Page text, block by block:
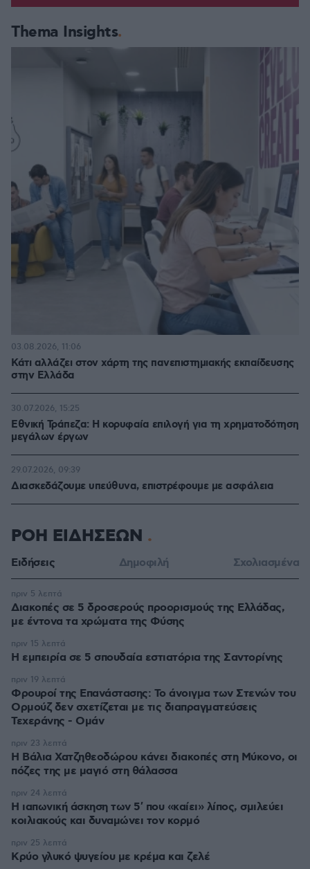
Thema Insights
Κάτι αλλάζει στον χάρτη της πανεπιστημιακής εκπαίδευσης
στην Ελλάδα
03.08.2026, 11:06
Εθνική Τράπεζα: Η κορυφαία επιλογή για τη χρηματοδότηση
μεγάλων έργων
30.07.2026, 15:25
Διασκεδάζουμε υπεύθυνα, επιστρέφουμε με ασφάλεια
29.07.2026, 09:39
ΡΟΗ ΕΙΔΗΣΕΩΝ
Ειδήσεις Δημοφιλή Σχολιασμένα
Διακοπές σε 5 δροσερούς προορισμούς της Ελλάδας,
με έντονα τα χρώματα της Φύσης
πριν 5 λεπτά
Η εμπειρία σε 5 σπουδαία εστιατόρια της Σαντορίνης
πριν 15 λεπτά
Φρουροί της Επανάστασης: Το άνοιγμα των Στενών του
Ορμούζ δεν σχετίζεται με τις διαπραγματεύσεις
Τεχεράνης - Ομάν
πριν 19 λεπτά
Η Βάλια Χατζηθεοδώρου κάνει διακοπές στη Μύκονο, οι
πόζες της με μαγιό στη θάλασσα
πριν 23 λεπτά
Η ιαπωνική άσκηση των 5′ που «καίει» λίπος, σμιλεύει
κοιλιακούς και δυναμώνει τον κορμό
πριν 24 λεπτά
Κρύο γλυκό ψυγείου με κρέμα και ζελέ
πριν 25 λεπτά